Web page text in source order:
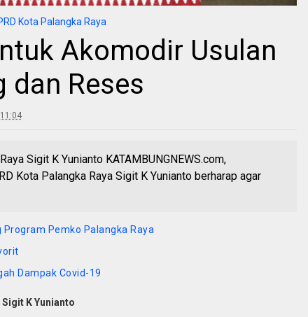
Kota Palangka Raya
Akomodir Usulan
dan Reses
Sigit K Yunianto KATAMBUNGNEWS.com,
Kota Palangka Raya Sigit K Yunianto berharap agar
Program Pemko Palangka Raya
Dampak Covid-19
Sigit K Yunianto